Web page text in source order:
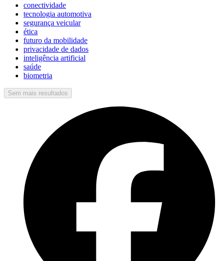
conectividade
tecnologia automotiva
segurança veicular
ética
futuro da mobilidade
privacidade de dados
inteligência artificial
saúde
biometria
Sem mais resultados